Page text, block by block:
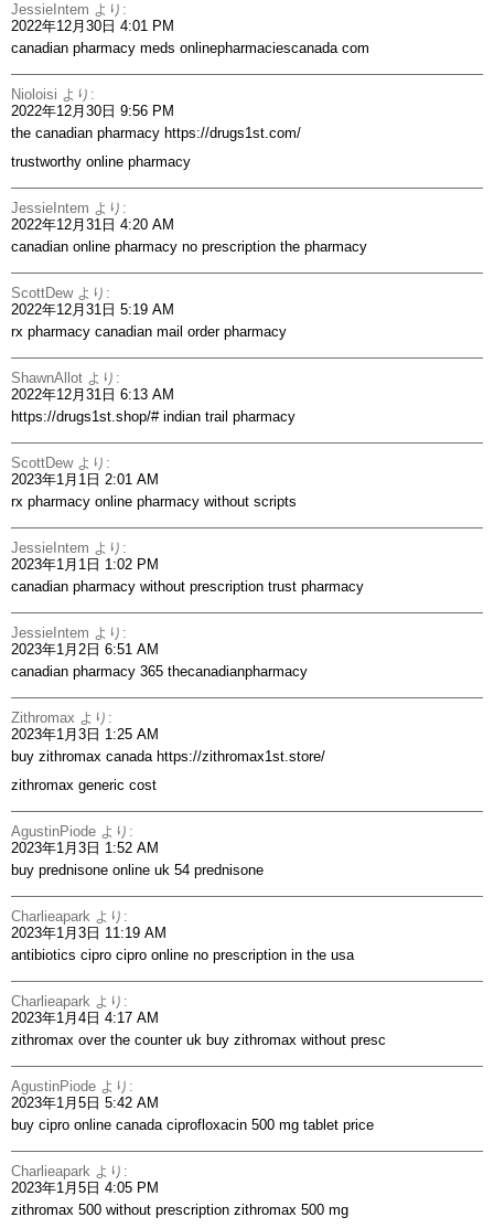
JessieIntem より:
2022年12月30日 4:01 PM
canadian pharmacy meds onlinepharmaciescanada com
Nioloisi より:
2022年12月30日 9:56 PM
the canadian pharmacy https://drugs1st.com/
trustworthy online pharmacy
JessieIntem より:
2022年12月31日 4:20 AM
canadian online pharmacy no prescription the pharmacy
ScottDew より:
2022年12月31日 5:19 AM
rx pharmacy canadian mail order pharmacy
ShawnAllot より:
2022年12月31日 6:13 AM
https://drugs1st.shop/#indian trail pharmacy
ScottDew より:
2023年1月1日 2:01 AM
rx pharmacy online pharmacy without scripts
JessieIntem より:
2023年1月1日 1:02 PM
canadian pharmacy without prescription trust pharmacy
JessieIntem より:
2023年1月2日 6:51 AM
canadian pharmacy 365 thecanadianpharmacy
Zithromax より:
2023年1月3日 1:25 AM
buy zithromax canada https://zithromax1st.store/
zithromax generic cost
AgustinPiode より:
2023年1月3日 1:52 AM
buy prednisone online uk 54 prednisone
Charlieapark より:
2023年1月3日 11:19 AM
antibiotics cipro cipro online no prescription in the usa
Charlieapark より:
2023年1月4日 4:17 AM
zithromax over the counter uk buy zithromax without presc
AgustinPiode より:
2023年1月5日 5:42 AM
buy cipro online canada ciprofloxacin 500 mg tablet price
Charlieapark より:
2023年1月5日 4:05 PM
zithromax 500 without prescription zithromax 500 mg